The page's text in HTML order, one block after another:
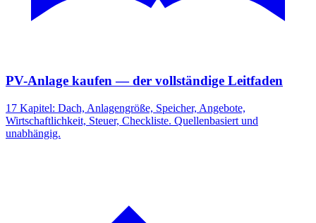
PV-Anlage kaufen — der vollständige Leitfaden
17 Kapitel: Dach, Anlagengröße, Speicher, Angebote,
Wirtschaftlichkeit, Steuer, Checkliste. Quellenbasiert und
unabhängig.